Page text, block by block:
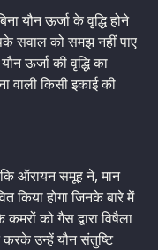
यौन ऊर्जा के वृद्धि होने
सवाल को समझ नहीं पाए
ऊर्जा की वृद्धि का
वाली किसी इकाई की
ऑरायन समूह ने, मान
किया होगा जिनके बारे में
को गैस द्वारा विषैला
उन्हें यौन संतुष्टि